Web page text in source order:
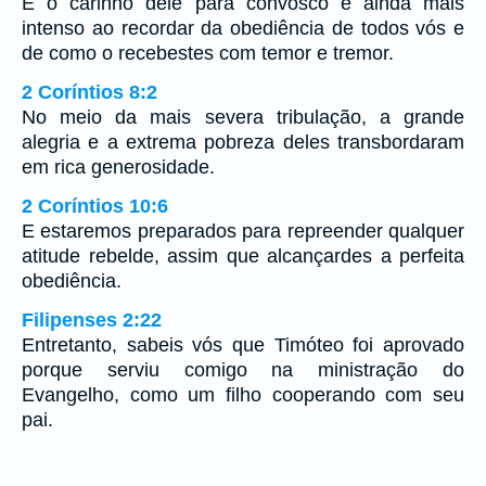
intenso ao recordar da obediência de todos vós e
de como o recebestes com temor e tremor.
2 Coríntios 8:2
No meio da mais severa tribulação, a grande
alegria e a extrema pobreza deles transbordaram
em rica generosidade.
2 Coríntios 10:6
E estaremos preparados para repreender qualquer
atitude rebelde, assim que alcançardes a perfeita
obediência.
Filipenses 2:22
Entretanto, sabeis vós que Timóteo foi aprovado
porque serviu comigo na ministração do
Evangelho, como um filho cooperando com seu
pai.